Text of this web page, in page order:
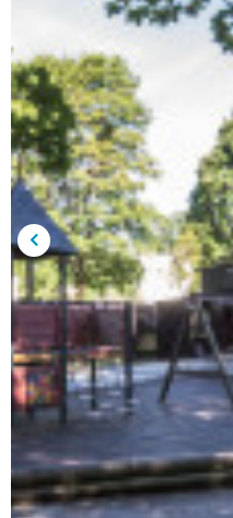
Forrige